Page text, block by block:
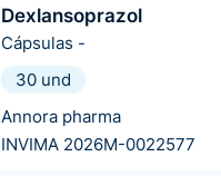
Dexlansoprazol
Cápsulas -
30 und
Annora pharma
INVIMA 2026M-0022577